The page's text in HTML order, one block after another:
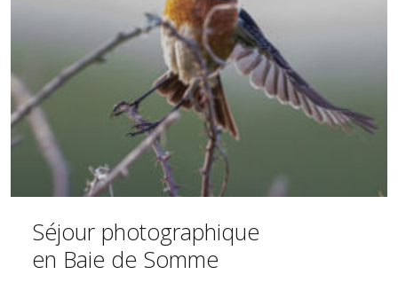
Séjour photographique
en Baie de Somme